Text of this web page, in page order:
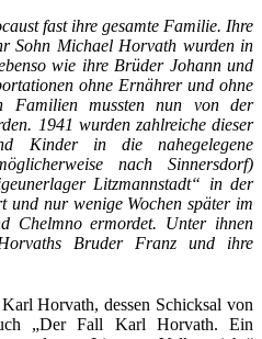
fast ihre gesamte Familie. Ihre
Sohn Michael Horvath wurden in
wie ihre Brüder Johann und
ohne Ernährer und ohne
Familien mussten nun von der
1941 wurden zahlreiche dieser
Kinder in die nahegelegene
nach Sinnersdorf)
Litzmannstadt“ in der
und nur wenige Wochen später im
Chelmno ermordet. Unter ihnen
Bruder Franz und ihre
Horvath, dessen Schicksal von
„Der Fall Karl Horvath. Ein